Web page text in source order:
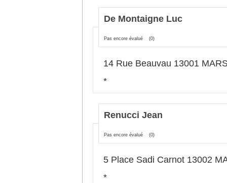
De Montaigne Luc
Pas encore évalué (0)
14 Rue Beauvau 13001
*
Renucci Jean
Pas encore évalué (0)
5 Place Sadi Carnot 13002
*